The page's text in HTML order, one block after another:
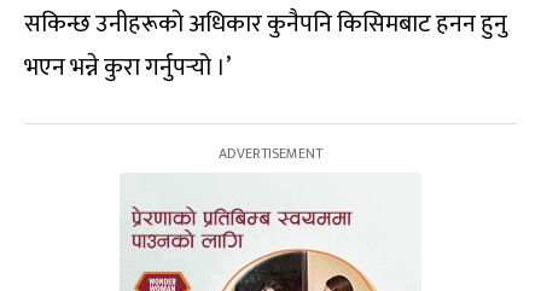
सकिन्छ उनीहरूको अधिकार कुनैपनि किसिमबाट हनन हुनु
भएन भन्ने कुरा गर्नुपर्‍यो ।’